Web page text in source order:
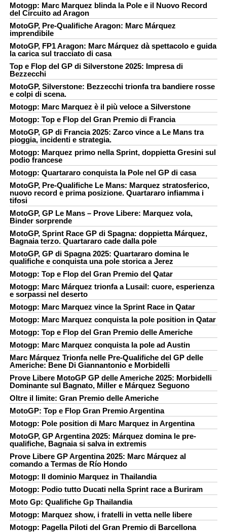
Motogp: Marc Marquez blinda la Pole e il Nuovo Record
del Circuito ad Aragon
MotoGP, Pre-Qualifiche Aragon: Marc Márquez
imprendibile
MotoGP, FP1 Aragon: Marc Márquez dà spettacolo e guida
la carica sul tracciato di casa
Top e Flop del GP di Silverstone 2025: Impresa di
Bezzecchi
MotoGP, Silverstone: Bezzecchi trionfa tra bandiere rosse
e colpi di scena.
Motogp: Marc Marquez è il più veloce a Silverstone
Motogp: Top e Flop del Gran Premio di Francia
MotoGP, GP di Francia 2025: Zarco vince a Le Mans tra
pioggia, incidenti e strategia.
Motogp: Marquez primo nella Sprint, doppietta Gresini sul
podio francese
Motogp: Quartararo conquista la Pole nel GP di casa
MotoGP, Pre-Qualifiche Le Mans: Marquez stratosferico,
nuovo record e prima posizione. Quartararo infiamma i
tifosi
MotoGP, GP Le Mans – Prove Libere: Marquez vola,
Binder sorprende
MotoGP, Sprint Race GP di Spagna: doppietta Márquez,
Bagnaia terzo. Quartararo cade dalla pole​
MotoGP, GP di Spagna 2025: Quartararo domina le
qualifiche e conquista una pole storica a Jerez
Motogp: Top e Flop del Gran Premio del Qatar
Motogp: Marc Márquez trionfa a Lusail: cuore, esperienza
e sorpassi nel deserto
Motogp: Marc Marquez vince la Sprint Race in Qatar
Motogp: Marc Marquez conquista la pole position in Qatar
Motogp: Top e Flop del Gran Premio delle Americhe
Motogp: Marc Marquez conquista la pole ad Austin
Marc Márquez Trionfa nelle Pre-Qualifiche del GP delle
Americhe: Bene Di Giannantonio e Morbidelli
Prove Libere MotoGP GP delle Americhe 2025: Morbidelli
Dominante sul Bagnato, Miller e Márquez Seguono
Oltre il limite: Gran Premio delle Americhe
MotoGP: Top e Flop Gran Premio Argentina
Motogp: Pole position di Marc Marquez in Argentina
MotoGP, GP Argentina 2025: Márquez domina le pre-
qualifiche, Bagnaia si salva in extremis
Prove Libere GP Argentina 2025: Marc Márquez al
comando a Termas de Río Hondo
Motogp: Il dominio Marquez in Thailandia
Motogp: Podio tutto Ducati nella Sprint race a Buriram
Moto Gp: Qualifiche Gp Thailandia
Motogp: Marquez show, i fratelli in vetta nelle libere
Motogp: Pagella Piloti del Gran Premio di Barcellona